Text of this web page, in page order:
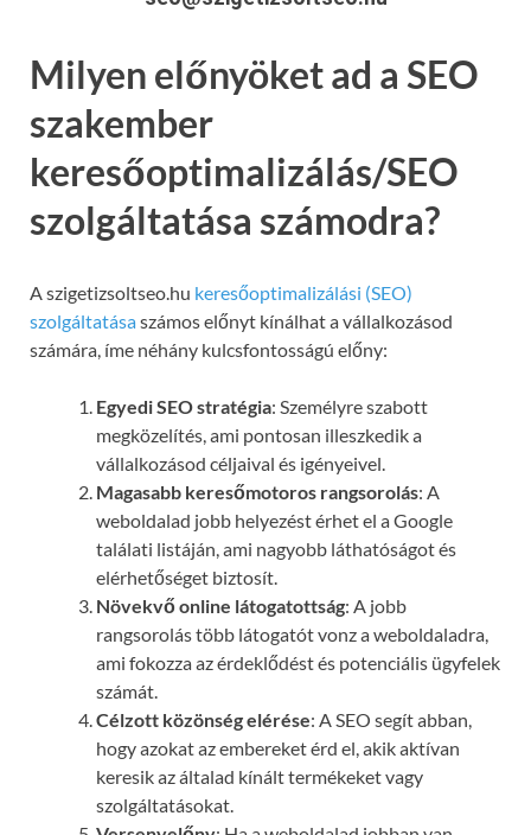
Milyen előnyöket ad a SEO
szakember
keresőoptimalizálás/SEO
szolgáltatása számodra?
A szigetizsoltseo.hu keresőoptimalizálási (SEO)
szolgáltatásaszámos előnyt kínálhat a vállalkozásod
számára, íme néhány kulcsfontosságú előny:
Egyedi SEO stratégia: Személyre szabott
megközelítés, ami pontosan illeszkedik a
vállalkozásod céljaival és igényeivel.
Magasabb keresőmotoros rangsorolás: A
weboldalad jobb helyezést érhet el a Google
találati listáján, ami nagyobb láthatóságot és
elérhetőséget biztosít.
Növekvő online látogatottság: A jobb
rangsorolás több látogatót vonz a weboldaladra,
ami fokozza az érdeklődést és potenciális ügyfelek
számát.
Célzott közönség elérése: A SEO segít abban,
hogy azokat az embereket érd el, akik aktívan
keresik az általad kínált termékeket vagy
szolgáltatásokat.